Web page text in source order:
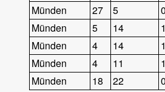
Münden
27 5 0
Münden
5 14 1
Münden
4 14 1
Münden
4 11 1
Münden
18 22 0